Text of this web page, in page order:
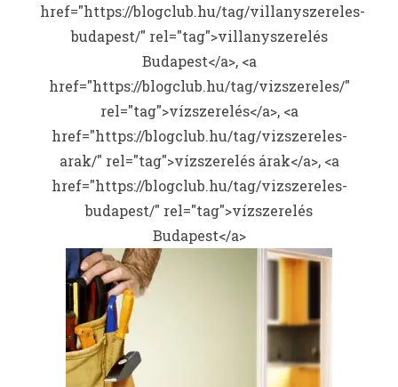
href="https://blogclub.hu/tag/villanyszereles-
budapest/" rel="tag">villanyszerelés
Budapest</a>, <a
href="https://blogclub.hu/tag/vizszereles/"
rel="tag">vízszerelés</a>, <a
href="https://blogclub.hu/tag/vizszereles-
arak/" rel="tag">vízszerelés árak</a>, <a
href="https://blogclub.hu/tag/vizszereles-
budapest/" rel="tag">vízszerelés
Budapest</a>